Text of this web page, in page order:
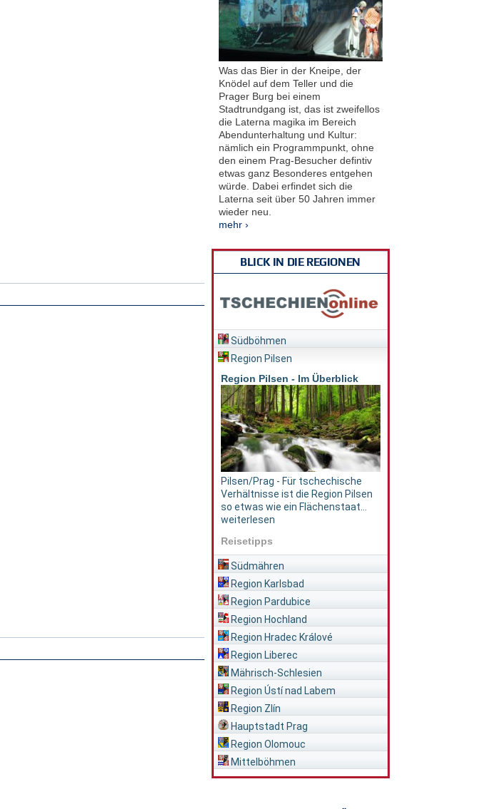
Was das Bier in der Kneipe, der
Knödel auf dem Teller und die
Prager Burg bei einem
Stadtrundgang ist, das ist zweifellos
die Laterna magika im Bereich
Abendunterhaltung und Kultur:
nämlich ein Programmpunkt, ohne
den einem Prag-Besucher defintiv
etwas ganz Besonderes entgehen
würde. Dabei erfindet sich die
Laterna seit über 50 Jahren immer
wieder neu.
mehr ›
BLICK IN DIE REGIONEN
Südböhmen
Region Pilsen
Region Pilsen - Im Überblick
Pilsen/Prag - Für tschechische
Verhältnisse ist die Region Pilsen
so etwas wie ein Flächenstaat...
weiterlesen
Reisetipps
Südmähren
Region Karlsbad
Region Pardubice
Region Hochland
Region Hradec Králové
Region Liberec
Mährisch-Schlesien
Region Ústí nad Labem
Region Zlín
Hauptstadt Prag
Region Olomouc
Mittelböhmen